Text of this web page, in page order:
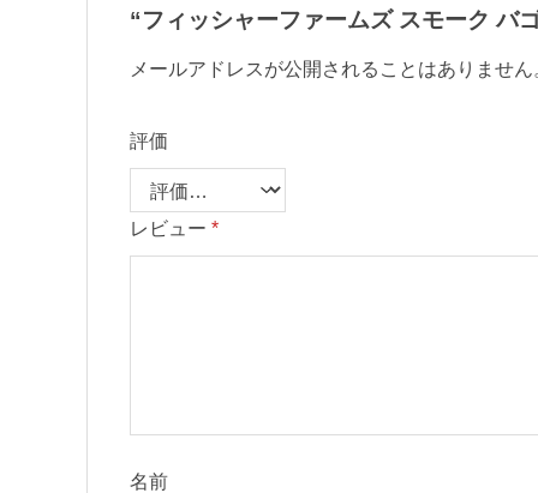
“フィッシャーファームズ スモーク バ
メールアドレスが公開されることはありません
評価
レビュー *
名前